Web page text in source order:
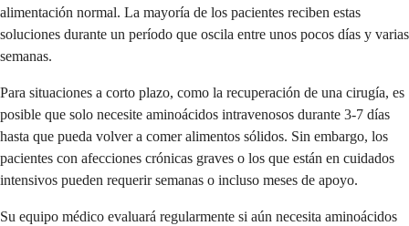
alimentación normal. La mayoría de los pacientes reciben estas
soluciones durante un período que oscila entre unos pocos días y varias
semanas.
Para situaciones a corto plazo, como la recuperación de una cirugía, es
posible que solo necesite aminoácidos intravenosos durante 3-7 días
hasta que pueda volver a comer alimentos sólidos. Sin embargo, los
pacientes con afecciones crónicas graves o los que están en cuidados
intensivos pueden requerir semanas o incluso meses de apoyo.
Su equipo médico evaluará regularmente si aún necesita aminoácidos